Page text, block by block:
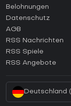
Wie aktiviert man
Wie aktiviert man
Wie aktiviert man
Wie aktiviert man
Belohnungen
Datenschutz
AGB
RSS Nachrichten
RSS Spiele
RSS Angebote
Deutschland